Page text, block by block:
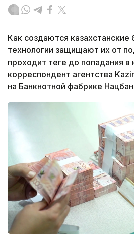
Как создаются казахстанские
технологии защищают их от
проходит теңге до попадания
корреспондент агентства
на Банкнотной фабрике